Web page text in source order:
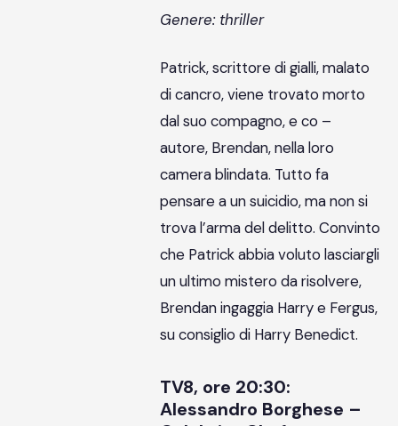
Genere: thriller
Patrick, scrittore di gialli, malato
di cancro, viene trovato morto
dal suo compagno, e co –
autore, Brendan, nella loro
camera blindata. Tutto fa
pensare a un suicidio, ma non si
trova l’arma del delitto. Convinto
che Patrick abbia voluto lasciargli
un ultimo mistero da risolvere,
Brendan ingaggia Harry e Fergus,
su consiglio di Harry Benedict.
TV8, ore 20:30:
Alessandro Borghese –